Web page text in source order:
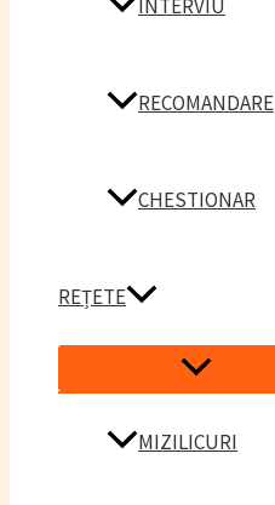
INTERVIU
RECOMANDARE
CHESTIONAR
REȚETE
Menu
MIZILICURI